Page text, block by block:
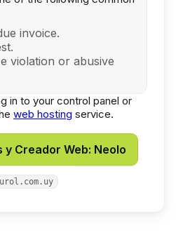
invoice.
violation or abusive
in to your control panel or
web hosting service.
y Creador Web: Neolo